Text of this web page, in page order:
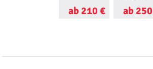
ab 210 € ab